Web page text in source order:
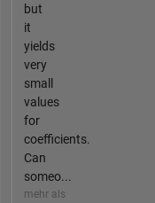
but
it
yields
very
small
values
for
coefficients.
Can
someo...
mehr als